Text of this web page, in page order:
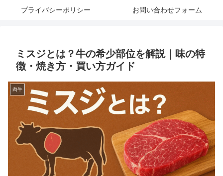
プライバシーポリシー お問い合わせフォーム
ミスジとは？牛の希少部位を解説｜味の特
徴・焼き方・買い方ガイド
肉牛